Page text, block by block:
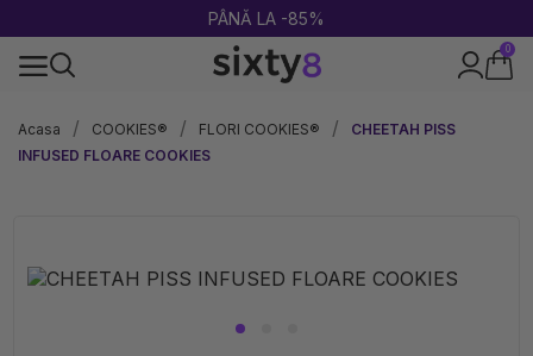
ULTIMA RUNDĂ DE REDUCERI DE VARĂ!
0
Acasa
COOKIES® FLORI COOKIES®
CHEETAH PISS
INFUSED FLOARE COOKIES